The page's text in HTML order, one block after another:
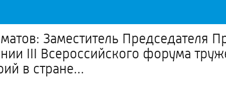
Заместитель Председателя
III Всероссийского форума
в стране...